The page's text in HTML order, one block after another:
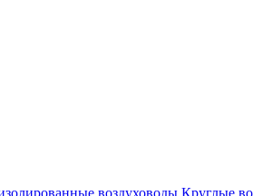
воздуховоды Круглые